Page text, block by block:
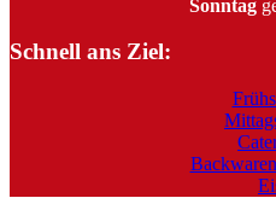
Sonntag
Schnell ans Ziel: